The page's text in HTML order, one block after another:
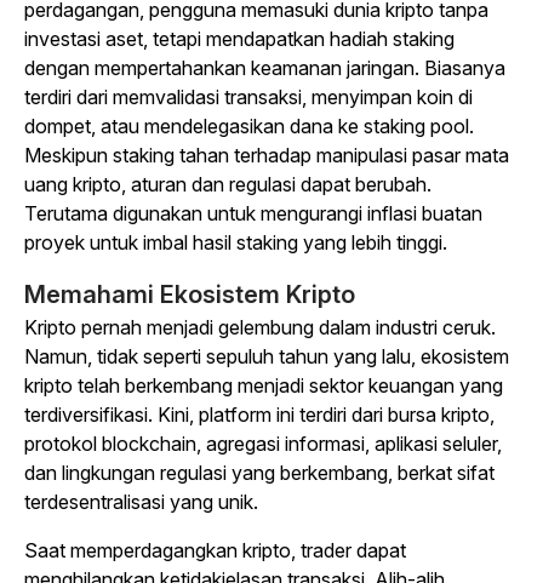
perdagangan, pengguna memasuki dunia kripto tanpa
investasi aset, tetapi mendapatkan hadiah staking
dengan mempertahankan keamanan jaringan. Biasanya
terdiri dari memvalidasi transaksi, menyimpan koin di
dompet, atau mendelegasikan dana ke staking pool.
Meskipun staking tahan terhadap manipulasi pasar mata
uang kripto, aturan dan regulasi dapat berubah.
Terutama digunakan untuk mengurangi inflasi buatan
proyek untuk imbal hasil staking yang lebih tinggi.
Memahami Ekosistem Kripto
Kripto pernah menjadi gelembung dalam industri ceruk.
Namun, tidak seperti sepuluh tahun yang lalu, ekosistem
kripto telah berkembang menjadi sektor keuangan yang
terdiversifikasi. Kini, platform ini terdiri dari bursa kripto,
protokol blockchain, agregasi informasi, aplikasi seluler,
dan lingkungan regulasi yang berkembang, berkat sifat
terdesentralisasi yang unik.
Saat memperdagangkan kripto, trader dapat